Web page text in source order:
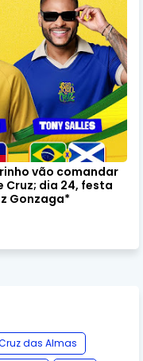
vão comandar
Cruz; dia 24, festa
Gonzaga*
das Almas